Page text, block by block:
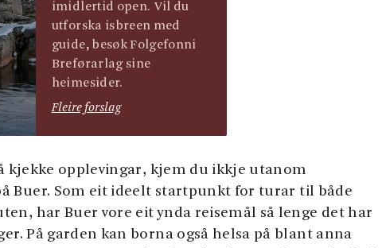
imidlertid open. Vil du
utforska isbreen med
guide, besøk Folgefonni
Breførarlag sine
heimesider.
Fleire forslag
kjekke opplevingar, kjem du ikkje utanom
Buer. Som eit ideelt startpunkt for turar til både
har Buer vore eit ynda reisemål så lenge det har
På garden kan borna også helsa på blant anna